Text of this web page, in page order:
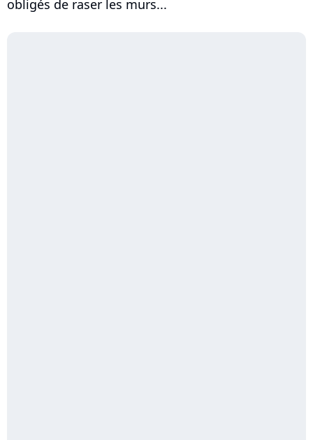
obligés de raser les murs...